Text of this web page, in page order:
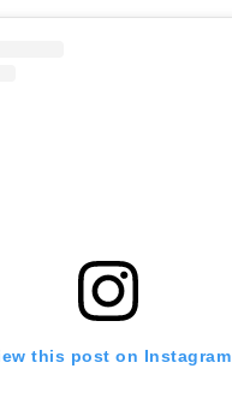
this post on Instagram